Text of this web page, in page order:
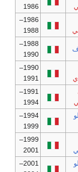
1986
1986–
1988
1988–
1990
1990–
1991
1991–
1994
1994–
1999
1999–
2001
2001–